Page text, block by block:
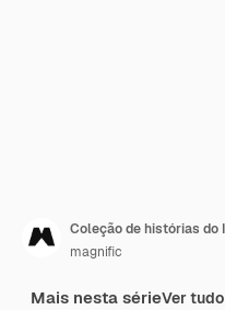
magnific
Mais nesta sérieVer tudo